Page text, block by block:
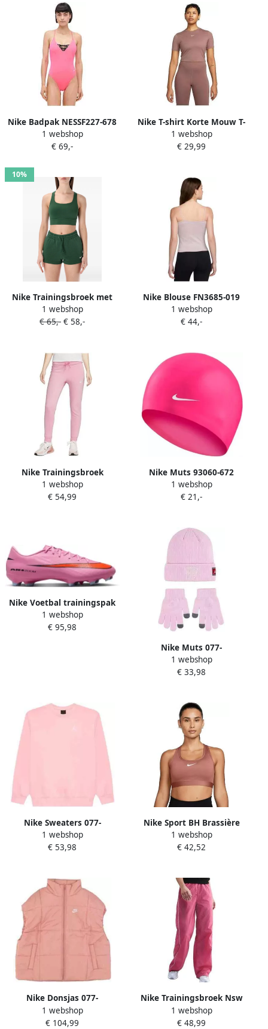
Nike Badpak NESSF227-678
1 webshop
€ 69,-
Nike T-shirt Korte Mouw T-
shirt Sportswear Essential
1 webshop
€ 29,99
10%
Nike Trainingsbroek met
logo-detail Roze
1 webshop
€ 65,- € 58,-
Nike Blouse FN3685-019
1 webshop
€ 44,-
Nike Trainingsbroek
Sportswear Club
1 webshop
€ 54,99
Nike Muts 93060-672
1 webshop
€ 21,-
Nike Voetbal trainingspak
077-51527321518419
1 webshop
€ 95,98
Nike Muts 077-
52474996851027
1 webshop
€ 33,98
Nike Sweaters 077-
52145743069523
1 webshop
€ 53,98
Nike Sport BH Brassière
Swoosh Medium Support
1 webshop
€ 42,52
Nike Donsjas 077-
49632187842899
1 webshop
€ 104,99
Nike Trainingsbroek Nsw
Nk
1 webshop
€ 48,99